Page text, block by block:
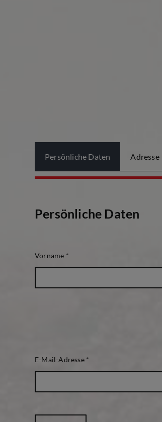
Persönliche Daten Adresse
Persönliche Daten
Vorname *
E-Mail-Adresse *